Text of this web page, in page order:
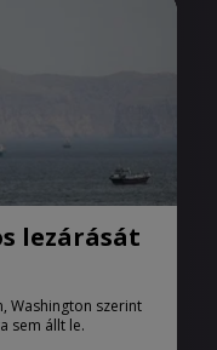
lezárását
Washington szerint
sem állt le.